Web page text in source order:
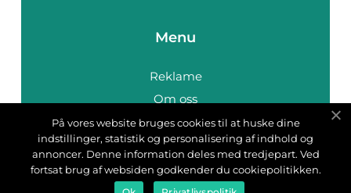
Menu
Reklame
Om oss
Cookies
Kontakt Oss
Sitemap
På vores website bruges cookies til at huske dine
indstillinger, statistik og personalisering af indhold og
annoncer. Denne information deles med tredjepart. Ved
fortsat brug af websiden godkender du cookiepolitikken.